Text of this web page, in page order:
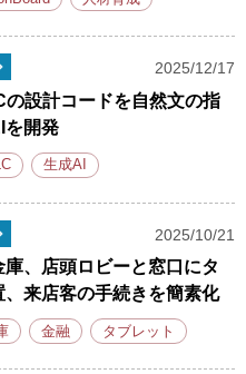
2025/12/17
設計コードを自然文の指
を開発
生成AI
2025/10/21
、店頭ロビーと窓口にタ
、来店客の手続きを簡素化
金融 タブレット